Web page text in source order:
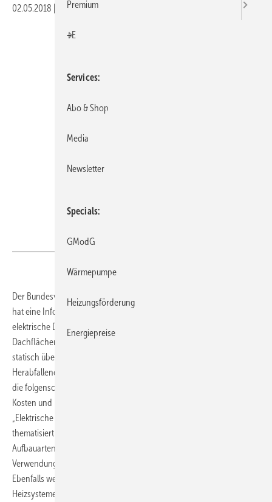
02.05.2018 Veröffentlicht in
Der Bundesverband Flächenheizungen und Flächenkühlungen (BVF)
hat eine Info-Broschüre herausgegeben, die sich mit dem Thema
elektrische Dachflächenheizung beschäftigt. Hintergrund:
Dachflächen werden unter Umständen durch die Schneemengen
statisch überlastet und können im schlimmsten Fall sogar einstürzen.
Herabfallende Eiszapfen und Dachlawinen sind eine weitere Gefahr,
die folgenschwere Personen- und Sachschäden sowie erhebliche
Kosten und rechtliche Konsequenzen nach sich ziehen können.
„Elektrische Dachflächenheizung – Sicher durch den Winter“
thematisiert die Einsatzgebiete der Technik und die einzelnen
Aufbauarten einer Dachflächenheizung – beispielsweise bei der
Verwendung bituminöser Beläge oder Rollkies mit Heizmatten.
Ebenfalls werden die Themen Dachrinnenbeheizung, Steuerung der
Heizsysteme und die Betriebskosten aufgegriffen. Die BVF-Broschüre
Premium
+E
Services
Abo & Shop
Media
Newsletter
Specials
GModG
Wärmepumpe
Heizungsförderung
Energiepreise